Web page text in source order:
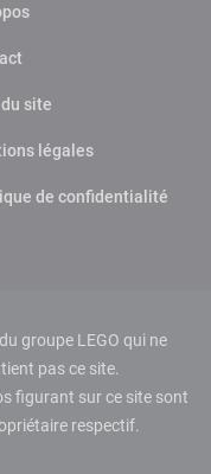
site
légales
de confidentialité
groupe LEGO qui ne
pas ce site.
figurant sur ce site sont
respectif.